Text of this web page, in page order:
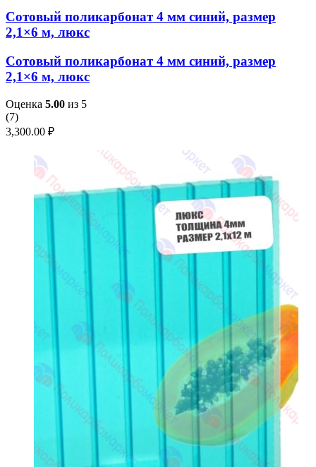
Сотовый поликарбонат 4 мм синий, размер
2,1×6 м, люкс
Сотовый поликарбонат 4 мм синий, размер
2,1×6 м, люкс
Оценка 5.00 из 5
(7)
3,300.00 ₽